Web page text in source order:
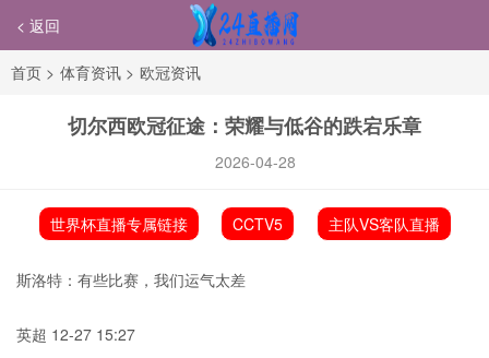
< 返回
首页 > 体育资讯 > 欧冠资讯
切尔西欧冠征途：荣耀与低谷的跌宕乐章
2026-04-28
世界杯直播专属链接 CCTV5 主队VS客队直播
斯洛特：有些比赛，我们运气太差
英超 12-27 15:27